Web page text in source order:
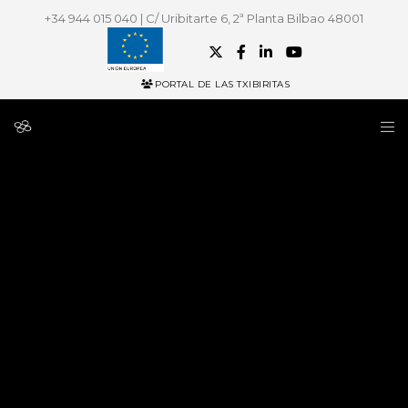
+34 944 015 040 | C/ Uribitarte 6, 2ª Planta Bilbao 48001
PORTAL DE LAS TXIBIRITAS